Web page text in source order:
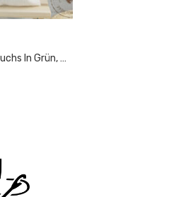
Personalisiertes Kissen Fuchs In Grün, Mint-Beige